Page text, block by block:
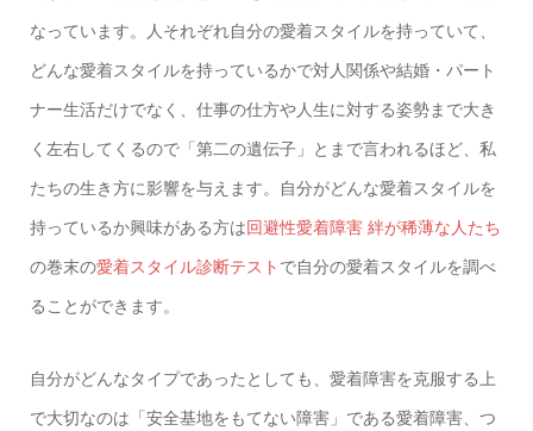
なっています。人それぞれ自分の愛着スタイルを持っていて、
どんな愛着スタイルを持っているかで対人関係や結婚・パート
ナー生活だけでなく、仕事の仕方や人生に対する姿勢まで大き
く左右してくるので「第二の遺伝子」とまで言われるほど、私
たちの生き方に影響を与えます。自分がどんな愛着スタイルを
持っているか興味がある方は回避性愛着障害 絆が稀薄な人たち
の巻末の愛着スタイル診断テスト で自分の愛着スタイルを調べ
ることができます。
自分がどんなタイプであったとしても、愛着障害を克服する上
で大切なのは「安全基地をもてない障害」である愛着障害、つ